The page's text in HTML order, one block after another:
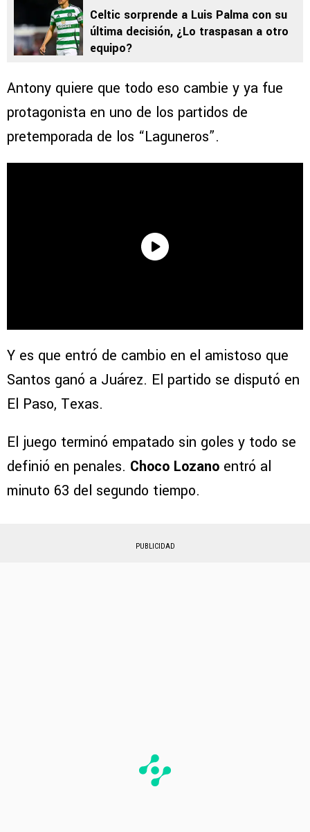
Celtic sorprende a Luis Palma con su
última decisión, ¿Lo traspasan a otro
equipo?
Antony quiere que todo eso cambie y ya fue
protagonista en uno de los partidos de
pretemporada de los “Laguneros”.
Y es que entró de cambio en el amistoso que
Santos ganó a Juárez. El partido se disputó en
El Paso, Texas.
El juego terminó empatado sin goles y todo se
definió en penales. Choco Lozano entró al
minuto 63 del segundo tiempo.
PUBLICIDAD